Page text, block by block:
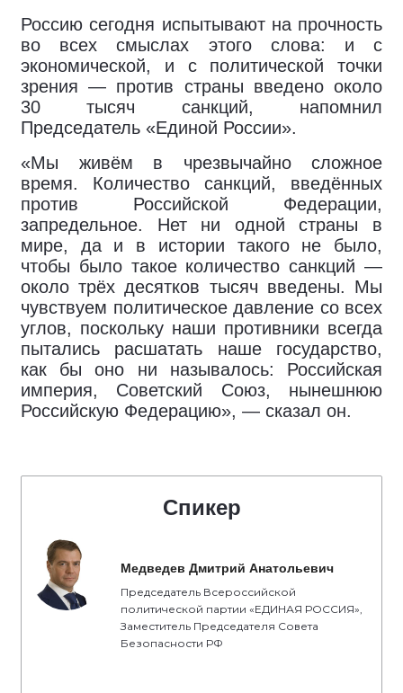
Россию сегодня испытывают на прочность
во всех смыслах этого слова: и с
экономической, и с политической точки
зрения — против страны введено около
30 тысяч санкций, напомнил
Председатель «Единой России».
«Мы живём в чрезвычайно сложное
время. Количество санкций, введённых
против Российской Федерации,
запредельное. Нет ни одной страны в
мире, да и в истории такого не было,
чтобы было такое количество санкций —
около трёх десятков тысяч введены. Мы
чувствуем политическое давление со всех
углов, поскольку наши противники всегда
пытались расшатать наше государство,
как бы оно ни называлось: Российская
империя, Советский Союз, нынешнюю
Российскую Федерацию», — сказал он.
Спикер
Медведев Дмитрий Анатольевич
Председатель Всероссийской
политической партии «ЕДИНАЯ РОССИЯ»,
Заместитель Председателя Совета
Безопасности РФ